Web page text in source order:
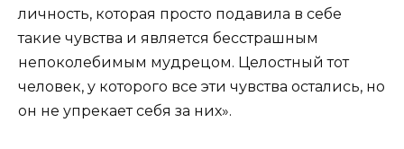
личность, которая просто подавила в себе
такие чувства и является бесстрашным
непоколебимым мудрецом. Целостный тот
человек, у которого все эти чувства остались, но
он не упрекает себя за них».